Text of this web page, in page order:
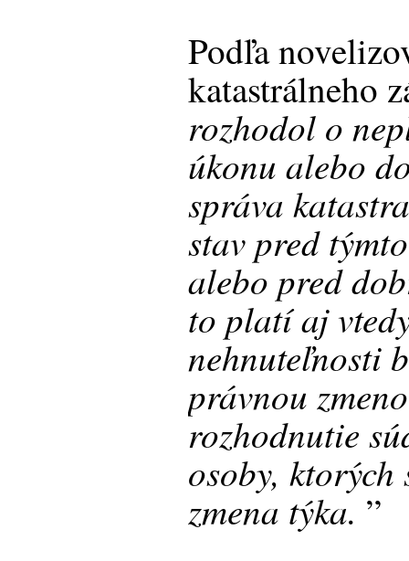
Podľa
katastrálneho
rozhodol o
úkonu alebo
správa
stav pred
alebo pred
to platí aj
nehnuteľnosti
právnou
rozhodnutie
osoby,
zmena týka. ”